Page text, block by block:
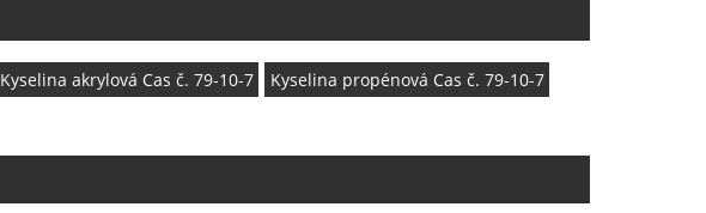
Kyselina akrylová Cas č. 79-10-7 Kyselina propénová Cas č. 79-10-7